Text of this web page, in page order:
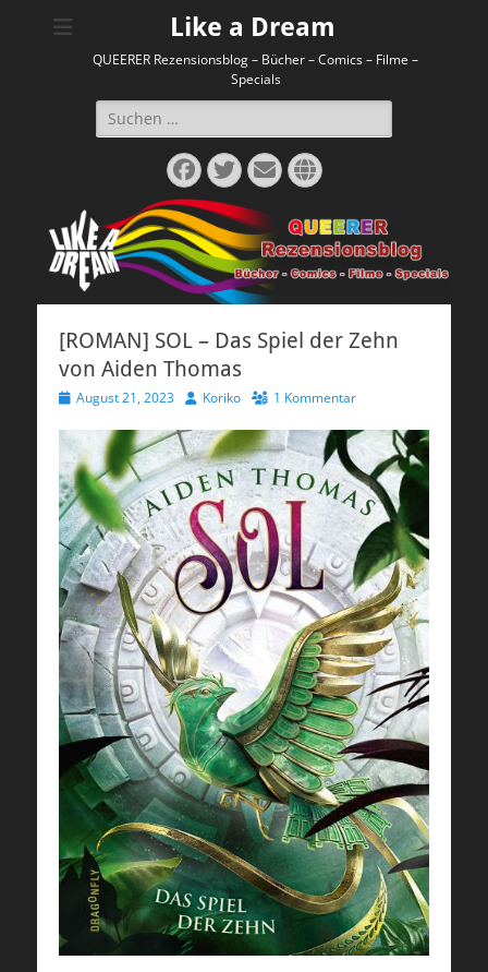
Like a Dream
QUEERER Rezensionsblog – Bücher – Comics – Filme –
Specials
Suchen
nach:
Facebook
Twitter
E-
Mail
Website
[ROMAN] SOL – Das Spiel der Zehn
von Aiden Thomas
Veröffentlicht
August 21, 2023 AutorKoriko 1 Kommentar